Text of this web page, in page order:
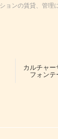
ンの賃貸、管理
カルチャー
フォンテ